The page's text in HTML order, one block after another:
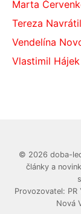
Marta
Tereza
Vendelína
Vlastimil Hájek
© 2026 doba-
články a
Provozovatel:
Nová